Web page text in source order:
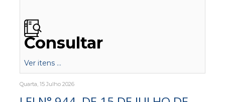
Consultar
Ver itens ...
Quarta, 15 Julho 2026